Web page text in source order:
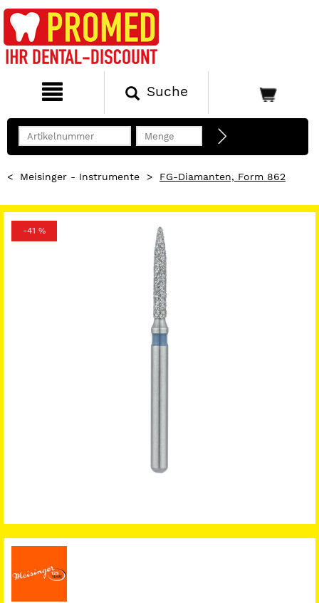
Suche
< Meisinger - Instrumente > FG-Diamanten, Form 862
-41 %